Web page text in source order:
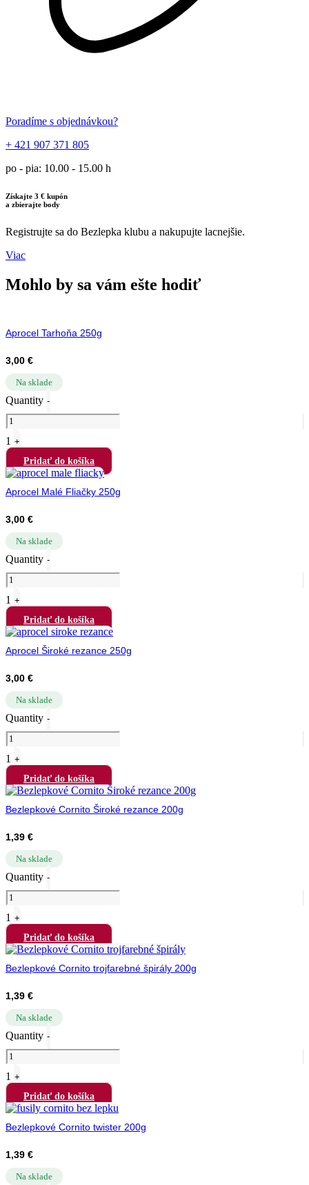
Poradíme s objednávkou?
+ 421 907 371 805
po - pia: 10.00 - 15.00 h
Získajte 3 € kupón
a zbierajte body
Registrujte sa do Bezlepka klubu a nakupujte lacnejšie.
Viac
Mohlo by sa vám ešte hodiť
Aprocel Tarhoňa 250g
3,00 €
Na sklade
Quantity -
1 +
Pridať do košíka
Aprocel Malé Fliačky 250g
3,00 €
Na sklade
Quantity -
1 +
Pridať do košíka
Aprocel Široké rezance 250g
3,00 €
Na sklade
Quantity -
1 +
Pridať do košíka
Bezlepkové Cornito Široké rezance 200g
1,39 €
Na sklade
Quantity -
1 +
Pridať do košíka
Bezlepkové Cornito trojfarebné špirály 200g
1,39 €
Na sklade
Quantity -
1 +
Pridať do košíka
Bezlepkové Cornito twister 200g
1,39 €
Na sklade